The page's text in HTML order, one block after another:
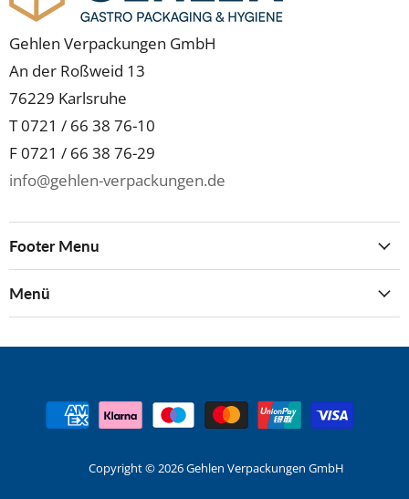
Gehlen Verpackungen GmbH
An der Roßweid 13
76229 Karlsruhe
T 0721 / 66 38 76-10
F 0721 / 66 38 76-29
info@gehlen-verpackungen.de
Footer Menu
Menü
Copyright © 2026 Gehlen Verpackungen GmbH